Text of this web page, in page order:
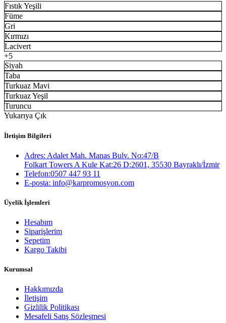
Fıstık Yeşili
Füme
Gri
Kırmızı
Lacivert
+5
Siyah
Taba
Turkuaz Mavi
Turkuaz Yeşil
Turuncu
Yukarıya Çık
İletişim Bilgileri
Adres: Adalet Mah. Manas Bulv. No:47/B
Folkart Towers A Kule Kat:26 D:2601, 35530 Bayraklı/İzmir
Telefon:0507 447 93 11
E-posta: info@karpromosyon.com
Üyelik İşlemleri
Hesabım
Siparişlerim
Sepetim
Kargo Takibi
Kurumsal
Hakkımızda
İletişim
Gizlilik Politikası
Mesafeli Satış Sözleşmesi